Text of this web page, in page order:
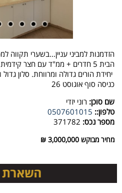
הזדמנות למביני עניין...בשערי תקווה
הבית 5 חדרים + ממ"ד עם חצר קידמית ואחורית.
יחידת הורים גדולה ומרווחת. סלון
כניסה סוף אוגוסט 26
שם סוכן: רוני יזדי
טלפון:: 0507601015
מספר נכס: 371782
מחיר מבוקש 3,000,000 ₪